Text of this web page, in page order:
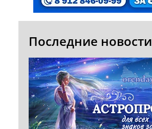
Последние новости